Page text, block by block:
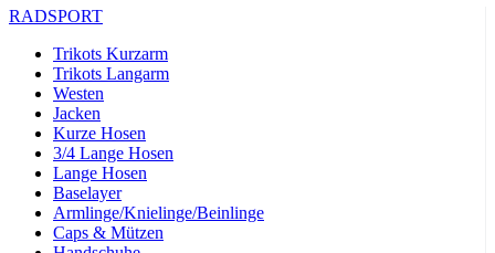
RADSPORT
Trikots Kurzarm
Trikots Langarm
Westen
Jacken
Kurze Hosen
3/4 Lange Hosen
Lange Hosen
Baselayer
Armlinge/Knielinge/Beinlinge
Caps & Mützen